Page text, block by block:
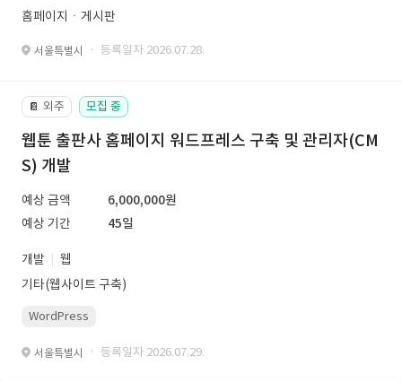
홈페이지ㆍ게시판
서울특별시 · 등록일자 2026.07.28.
📔 외주 모집 중
웹툰 출판사 홈페이지 워드프레스 구축 및 관리자(CM
S) 개발
예상 금액
6,000,000원
예상 기간
45일
개발
웹
기타(웹사이트 구축)
WordPress
서울특별시 · 등록일자 2026.07.29.